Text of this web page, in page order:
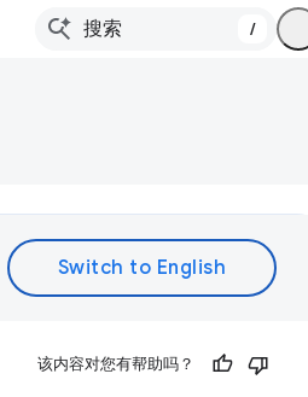
/
该内容对您有帮助吗？